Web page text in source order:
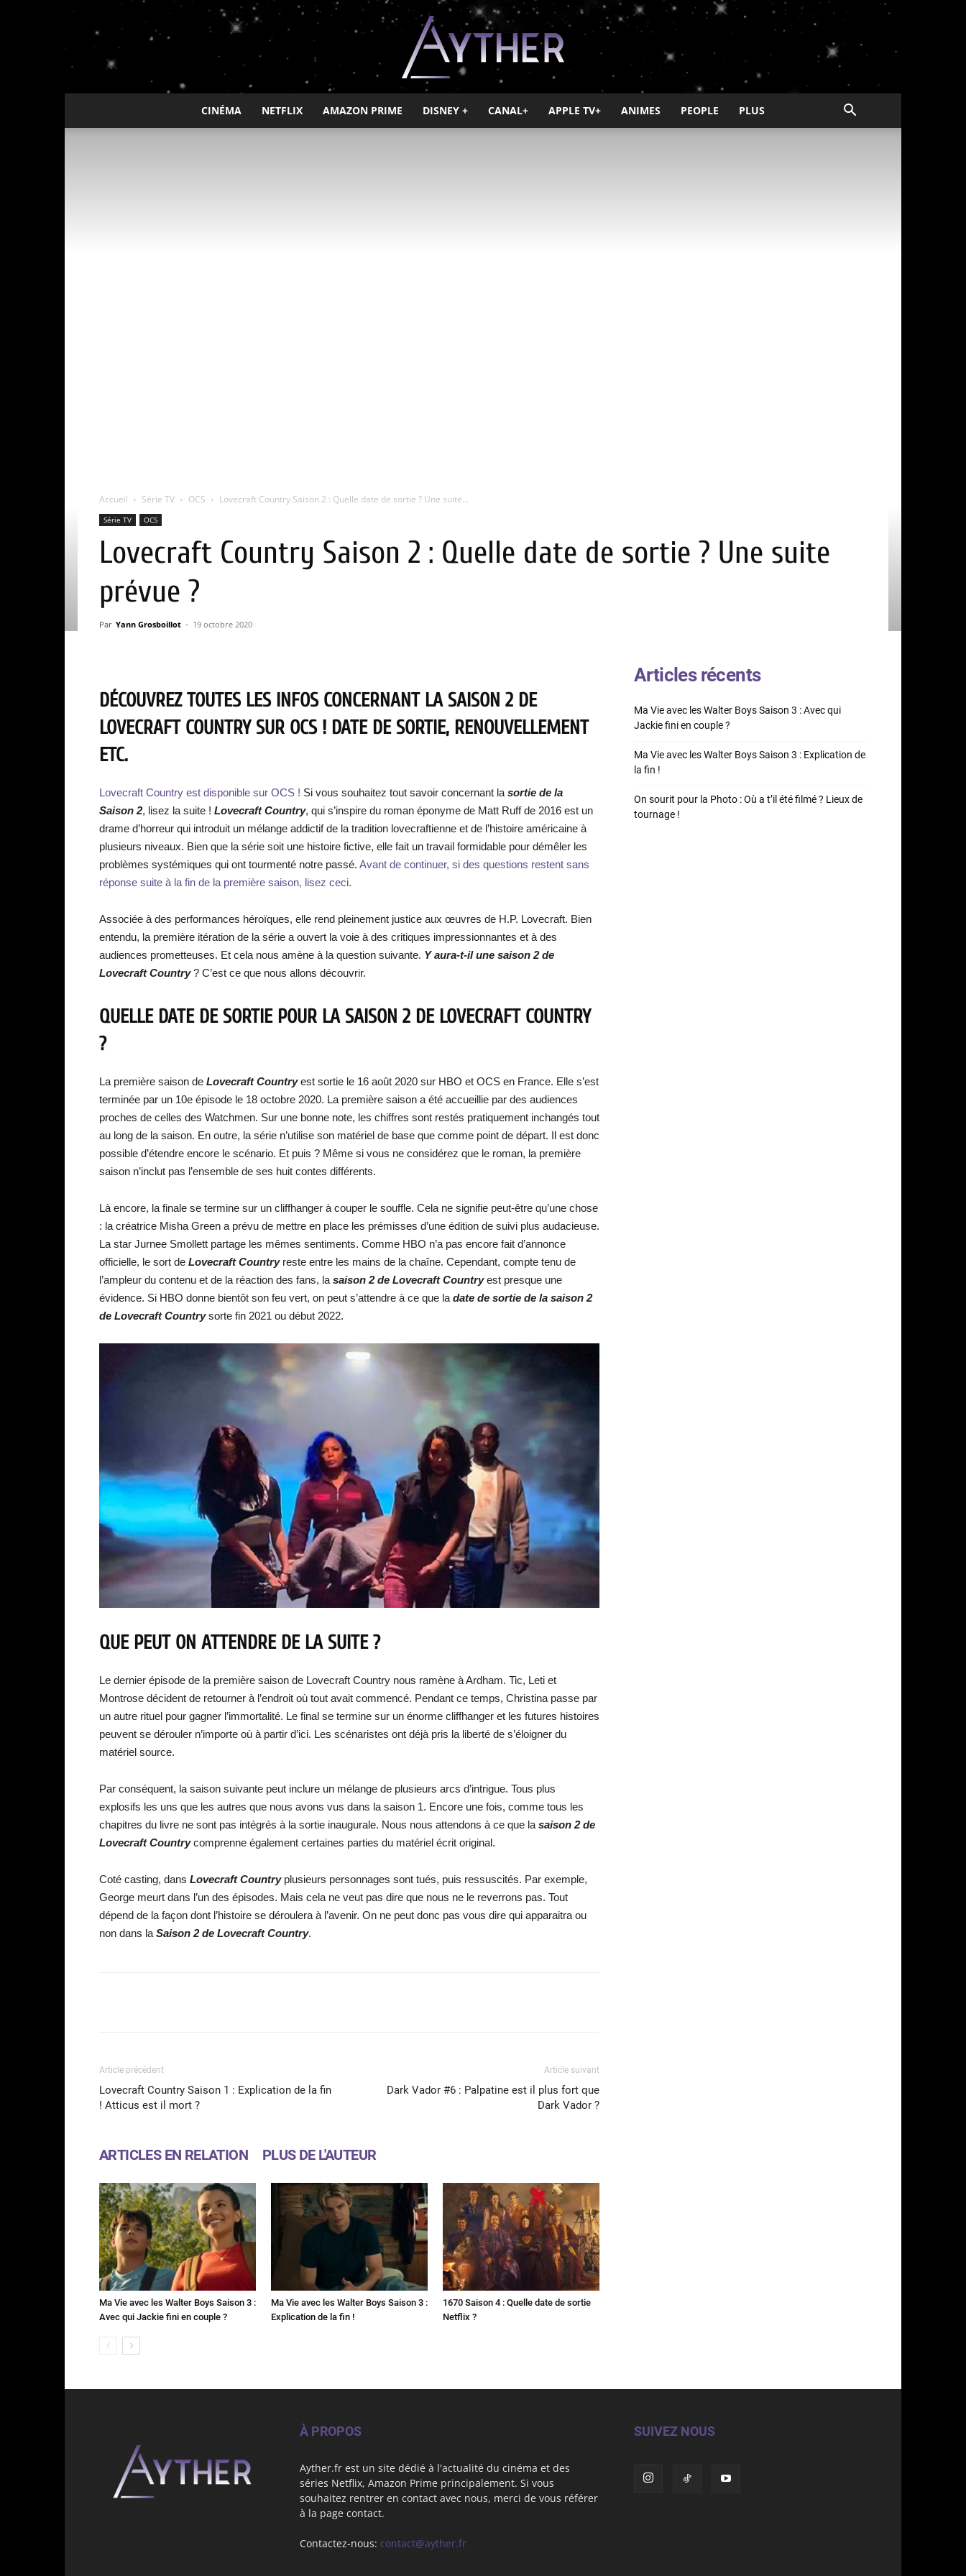
Ayther
CINÉMA NETFLIX AMAZON PRIME DISNEY + CANAL+ APPLE TV+ ANIMES PEOPLE PLUS
Accueil Série TV OCS Lovecraft Country Saison 2 : Quelle date de sortie ? Une suite...
Série TV OCS
Lovecraft Country Saison 2 : Quelle date de sortie ? Une suite
prévue ?
Par Yann Grosboillot - 19 octobre 2020
DÉCOUVREZ TOUTES LES INFOS CONCERNANT LA SAISON 2 DE
LOVECRAFT COUNTRY SUR OCS ! DATE DE SORTIE, RENOUVELLEMENT
ETC.
Lovecraft Country est disponible sur OCS ! Si vous souhaitez tout savoir concernant la sortie de la
Saison 2, lisez la suite ! Lovecraft Country, qui s’inspire du roman éponyme de Matt Ruff de 2016 est un
drame d’horreur qui introduit un mélange addictif de la tradition lovecraftienne et de l’histoire américaine à
plusieurs niveaux. Bien que la série soit une histoire fictive, elle fait un travail formidable pour démêler les
problèmes systémiques qui ont tourmenté notre passé. Avant de continuer, si des questions restent sans
réponse suite à la fin de la première saison, lisez ceci.
Associée à des performances héroïques, elle rend pleinement justice aux œuvres de H.P. Lovecraft. Bien
entendu, la première itération de la série a ouvert la voie à des critiques impressionnantes et à des
audiences prometteuses. Et cela nous amène à la question suivante. Y aura-t-il une saison 2 de
Lovecraft Country? C’est ce que nous allons découvrir.
QUELLE DATE DE SORTIE POUR LA SAISON 2 DE LOVECRAFT COUNTRY
?
La première saison de Lovecraft Countryest sortie le 16 août 2020 sur HBO et OCS en France. Elle s’est
terminée par un 10e épisode le 18 octobre 2020. La première saison a été accueillie par des audiences
proches de celles des Watchmen. Sur une bonne note, les chiffres sont restés pratiquement inchangés tout
au long de la saison. En outre, la série n’utilise son matériel de base que comme point de départ. Il est donc
possible d’étendre encore le scénario. Et puis ? Même si vous ne considérez que le roman, la première
saison n’inclut pas l’ensemble de ses huit contes différents.
Là encore, la finale se termine sur un cliffhanger à couper le souffle. Cela ne signifie peut-être qu’une chose
: la créatrice Misha Green a prévu de mettre en place les prémisses d’une édition de suivi plus audacieuse.
La star Jurnee Smollett partage les mêmes sentiments. Comme HBO n’a pas encore fait d’annonce
officielle, le sort de Lovecraft Countryreste entre les mains de la chaîne. Cependant, compte tenu de
l’ampleur du contenu et de la réaction des fans, la saison 2 de Lovecraft Countryest presque une
évidence. Si HBO donne bientôt son feu vert, on peut s’attendre à ce que la date de sortie de la saison 2
de Lovecraft Countrysorte fin 2021 ou début 2022.
QUE PEUT ON ATTENDRE DE LA SUITE ?
Le dernier épisode de la première saison de Lovecraft Country nous ramène à Ardham. Tic, Leti et
Montrose décident de retourner à l’endroit où tout avait commencé. Pendant ce temps, Christina passe par
un autre rituel pour gagner l’immortalité. Le final se termine sur un énorme cliffhanger et les futures histoires
peuvent se dérouler n’importe où à partir d’ici. Les scénaristes ont déjà pris la liberté de s’éloigner du
matériel source.
Par conséquent, la saison suivante peut inclure un mélange de plusieurs arcs d’intrigue. Tous plus
explosifs les uns que les autres que nous avons vus dans la saison 1. Encore une fois, comme tous les
chapitres du livre ne sont pas intégrés à la sortie inaugurale. Nous nous attendons à ce que la saison 2 de
Lovecraft Countrycomprenne également certaines parties du matériel écrit original.
Coté casting, dans Lovecraft Countryplusieurs personnages sont tués, puis ressuscités. Par exemple,
George meurt dans l’un des épisodes. Mais cela ne veut pas dire que nous ne le reverrons pas. Tout
dépend de la façon dont l’histoire se déroulera à l’avenir. On ne peut donc pas vous dire qui apparaitra ou
non dans la Saison 2 de Lovecraft Country.
Article précédent
Lovecraft Country Saison 1 : Explication de la fin
! Atticus est il mort ?
Article suivant
Dark Vador #6 : Palpatine est il plus fort que
Dark Vador ?
ARTICLES EN RELATION PLUS DE L'AUTEUR
Ma Vie avec les Walter Boys Saison 3 :
Avec qui Jackie fini en couple ?
Ma Vie avec les Walter Boys Saison 3 :
Explication de la fin !
1670 Saison 4 : Quelle date de sortie
Netflix ?
Articles récents
Ma Vie avec les Walter Boys Saison 3 : Avec qui
Jackie fini en couple ?
Ma Vie avec les Walter Boys Saison 3 : Explication de
la fin !
On sourit pour la Photo : Où a t’il été filmé ? Lieux de
tournage !
À PROPOS
Ayther.fr est un site dédié à l'actualité du cinéma et des
séries Netflix, Amazon Prime principalement. Si vous
souhaitez rentrer en contact avec nous, merci de vous référer
à la page contact.
Contactez-nous: contact@ayther.fr
SUIVEZ NOUS